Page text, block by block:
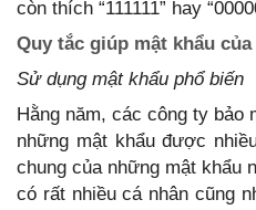
còn thích “111111” hay
Quy tắc giúp mật khẩu của
Sử dụng mật khẩu phổ biến
Hằng năm, các công ty bảo
những mật khẩu được
chung của những mật khẩu
có rất nhiều cá nhân cũng